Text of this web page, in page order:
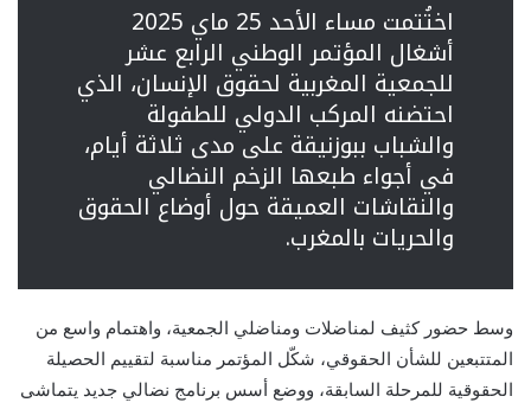
اختُتمت مساء الأحد 25 ماي 2025
أشغال المؤتمر الوطني الرابع عشر
للجمعية المغربية لحقوق الإنسان، الذي
احتضنه المركب الدولي للطفولة
والشباب ببوزنيقة على مدى ثلاثة أيام،
في أجواء طبعها الزخم النضالي
والنقاشات العميقة حول أوضاع الحقوق
والحريات بالمغرب.
وسط حضور كثيف لمناضلات ومناضلي الجمعية، واهتمام واسع من
المتتبعين للشأن الحقوقي، شكّل المؤتمر مناسبة لتقييم الحصيلة
الحقوقية للمرحلة السابقة، ووضع أسس برنامج نضالي جديد يتماشى